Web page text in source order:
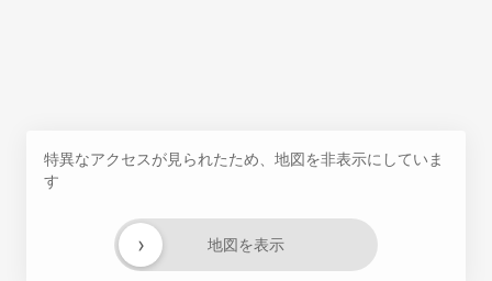
特異なアクセスが見られたため、地図を非表示にしていま
す
地図を表示
›